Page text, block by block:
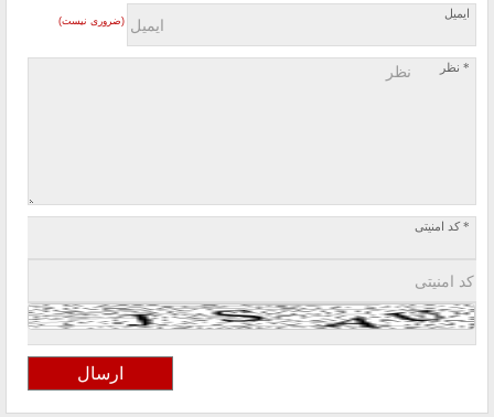
ایمیل
(ضروری نیست)
* نظر
* کد امنیتی